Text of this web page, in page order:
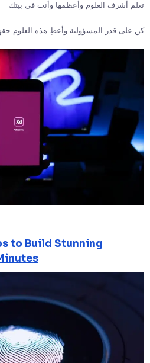
تعلم أشرف العلوم وأعظمها وأنت في بيتك
كن على قدر المسؤولية وأعطِ هذه العلوم
to Build Stunning